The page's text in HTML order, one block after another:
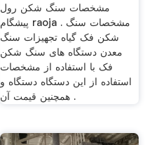
مشخصات سنگ شکن رول
پیشگام raoja . مشخصات سنگ
شکن فک گیاه تجهیزات سنگ
معدن دستگاه های سنگ شکن
فک با استفاده از مشخصات
استفاده از این دستگاه دستگاه و
همچنین قیمت آن .